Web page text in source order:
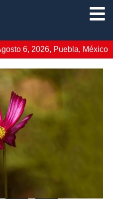
6, 2026, Puebla, México